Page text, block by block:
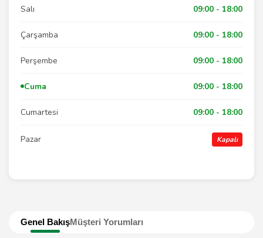
Genel BakışMüşteri Yorumları
Salı 09:00 - 18:00
Çarşamba 09:00 - 18:00
Perşembe 09:00 - 18:00
Cuma 09:00 - 18:00
Cumartesi 09:00 - 18:00
Pazar Kapalı